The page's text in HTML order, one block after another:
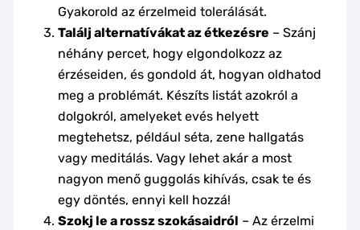
Gyakorold az érzelmeid tolerálását.
Találj alternatívákat az étkezésre – Szánj
néhány percet, hogy elgondolkozz az
érzéseiden, és gondold át, hogyan oldhatod
meg a problémát. Készíts listát azokról a
dolgokról, amelyeket evés helyett
megtehetsz, például séta, zene hallgatás
vagy meditálás. Vagy lehet akár a most
nagyon menő guggolás kihívás, csak te és
egy döntés, ennyi kell hozzá!
Szokj le a rossz szokásaidról – Az érzelmi